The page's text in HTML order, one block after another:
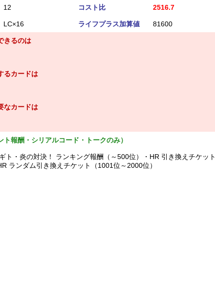
12 コスト比 2516.7
LC×16 ライフプラス加算値 81600
きるのは
るカードは
なカードは
報酬・シリアルコード・トークのみ）
ト・炎の対決！ ランキング報酬（～500位）・HR 引き換えチケット
ランダム引き換えチケット（1001位～2000位）